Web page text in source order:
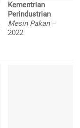
Kementrian
Perindustrian
Mesin Pakan –
2022